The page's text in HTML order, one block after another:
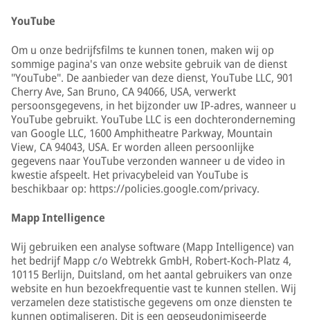
YouTube
Om u onze bedrijfsfilms te kunnen tonen, maken wij op
sommige pagina's van onze website gebruik van de dienst
"YouTube". De aanbieder van deze dienst, YouTube LLC, 901
Cherry Ave, San Bruno, CA 94066, USA, verwerkt
persoonsgegevens, in het bijzonder uw IP-adres, wanneer u
YouTube gebruikt. YouTube LLC is een dochteronderneming
van Google LLC, 1600 Amphitheatre Parkway, Mountain
View, CA 94043, USA. Er worden alleen persoonlijke
gegevens naar YouTube verzonden wanneer u de video in
kwestie afspeelt. Het privacybeleid van YouTube is
beschikbaar op: https://policies.google.com/privacy.
Mapp Intelligence
Wij gebruiken een analyse software (Mapp Intelligence) van
het bedrijf Mapp c/o Webtrekk GmbH, Robert-Koch-Platz 4,
10115 Berlijn, Duitsland, om het aantal gebruikers van onze
website en hun bezoekfrequentie vast te kunnen stellen. Wij
verzamelen deze statistische gegevens om onze diensten te
kunnen optimaliseren. Dit is een gepseudonimiseerde